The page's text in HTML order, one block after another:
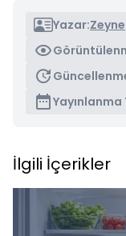
Yazar:
Yayınlanma
İlgili İçerikler